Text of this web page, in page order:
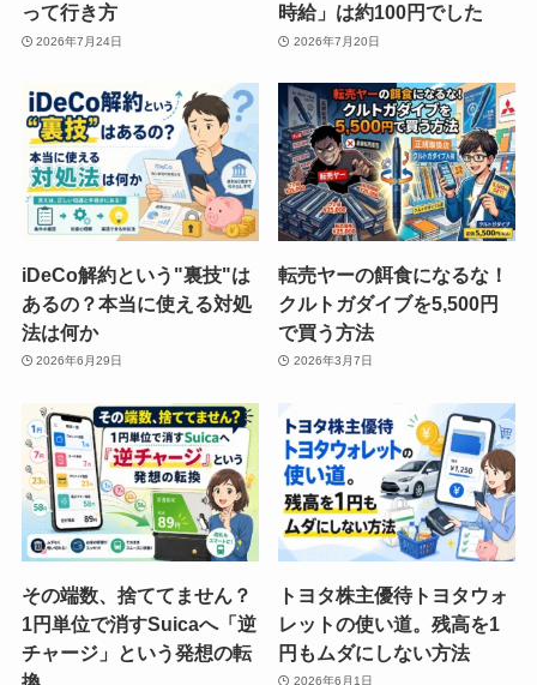
って行き方
2026年7月24日
時給」は約100円でした
2026年7月20日
iDeCo解約という"裏技"は
あるの？本当に使える対処
法は何か
2026年6月29日
転売ヤーの餌食になるな！
クルトガダイブを5,500円
で買う方法
2026年3月7日
その端数、捨ててません？
1円単位で消すSuicaへ「逆
チャージ」という発想の転
トヨタ株主優待トヨタウォ
レットの使い道。残高を1
円もムダにしない方法
2026年6月1日